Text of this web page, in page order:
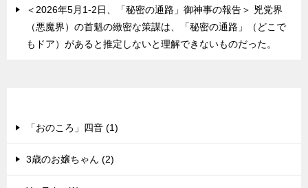
＜2026年5月1-2日、「秘密の通路」御神事の報告＞ 兇党界
（悪魔界）の首魁の緻密な策謀は、「秘密の通路」（どこで
もドア）があると推定しないと理解できないものだった。
「おのころ」四音 (1)
3歳のお嬢ちゃん (2)